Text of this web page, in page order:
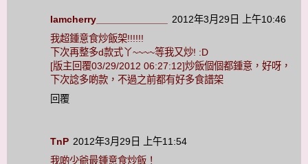
Iamcherry_____________
2012年3月29日 上午10:46
我超鍾意食炒飯架!!!!!!
下次再整多d款式丫~~~~等我又炒! :D
[版主回覆03/29/2012 06:27:12]炒飯個個都鍾意，好呀，
下次諗多啲款，不過之前都有好多食譜架
回覆
TnP 2012年3月29日 上午11:54
我啲少爺最鍾意食炒飯！